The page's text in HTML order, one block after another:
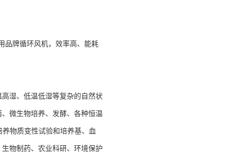
品牌循环风机，效率高、能耗
湿、低温低湿等复杂的自然状
微生物培养、发酵、各种恒温
物质变性试验和培养基、血
物制药、农业科研、环境保护